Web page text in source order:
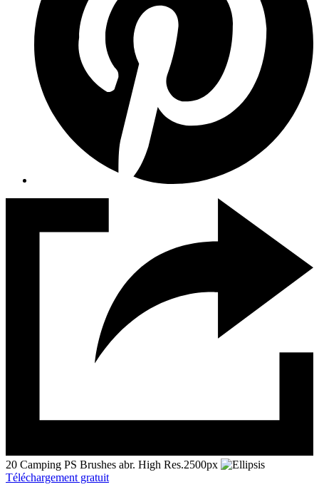
20 Camping PS Brushes abr. High Res.2500px
Téléchargement gratuit